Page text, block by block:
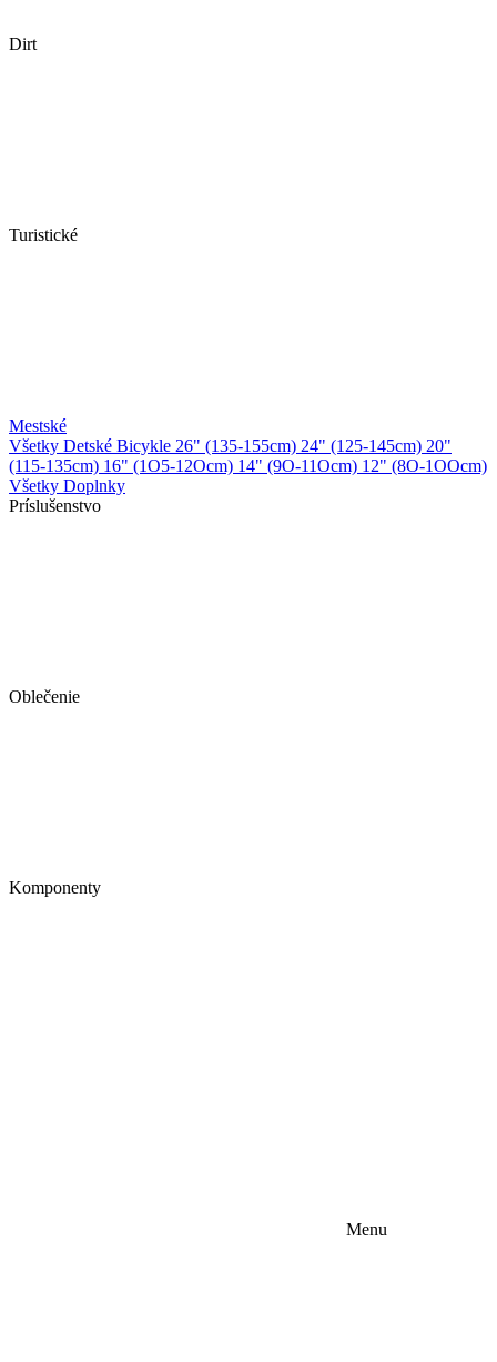
Dirt
Turistické
Mestské
Všetky Detské Bicykle 26" (135-155cm) 24" (125-145cm) 20"
(115-135cm) 16" (1O5-12Ocm) 14" (9O-11Ocm) 12" (8O-1OOcm)
Všetky Doplnky
Príslušenstvo
Oblečenie
Komponenty
Menu